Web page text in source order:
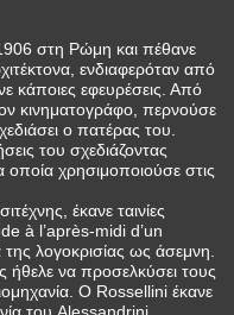
στη Ρώμη και πέθανε
ενδιαφερόταν από
κάποιες εφευρέσεις. Από
κινηματογράφο, περνούσε
ο πατέρας του.
του σχεδιάζοντας
οποία χρησιμοποιούσε στις
έκανε ταινίες
à l’après-midi d’un
λογοκρισίας ως άσεμνη.
ήθελε να προσελκύσει τους
Ο Rossellini έκανε